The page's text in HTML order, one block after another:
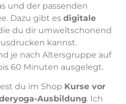
und der passenden
Dazu gibt es digitale
du dir umweltschonend
kannst.
je nach Altersgruppe auf
60 Minuten ausgelegt.
du im Shop Kurse vor
Ausbildung. Ich